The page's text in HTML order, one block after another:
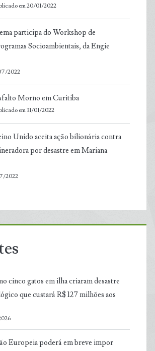
em 20/01/2022
participa do Workshop de
Socioambientais, da Engie
2022
Morno em Curitiba
em 31/01/2022
Unido aceita ação bilionária contra
por desastre em Mariana
2022
cinco gatos em ilha criaram desastre
que custará R$ 127 milhões aos
Europeia poderá em breve impor